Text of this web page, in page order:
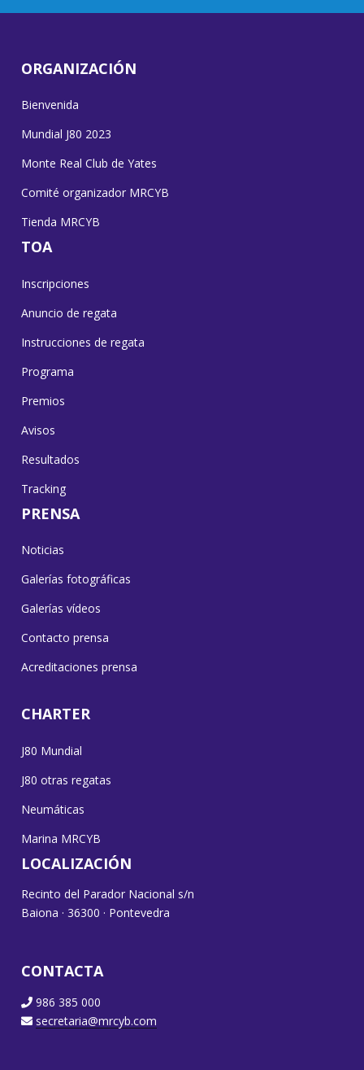
ORGANIZACIÓN
Bienvenida
Mundial J80 2023
Monte Real Club de Yates
Comité organizador MRCYB
Tienda MRCYB
TOA
Inscripciones
Anuncio de regata
Instrucciones de regata
Programa
Premios
Avisos
Resultados
Tracking
PRENSA
Noticias
Galerías fotográficas
Galerías vídeos
Contacto prensa
Acreditaciones prensa
CHARTER
J80 Mundial
J80 otras regatas
Neumáticas
Marina MRCYB
LOCALIZACIÓN
Recinto del Parador Nacional s/n
Baiona · 36300 · Pontevedra
CONTACTA
986 385 000
secretaria@mrcyb.com